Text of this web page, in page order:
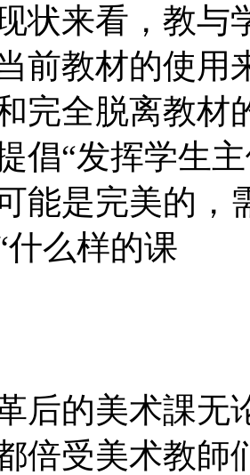
状来看，教与
前教材的使用
完全脱离教材
倡“发挥学生
能是完美的，
什么样的课
后的美术課无
倍受美术教